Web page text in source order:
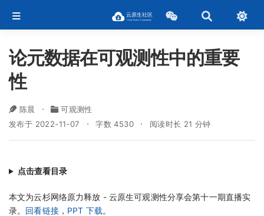
论元数据在可观测性中的重要
性
陈晨
可观测性
发布于 2022-11-07
字数 4530 阅读时长 21 分钟
点击查看目录
本文为云杉网络原力释放 - 云原生可观测性分享会第十一期直播实
录。 回看链接， PPT 下载。